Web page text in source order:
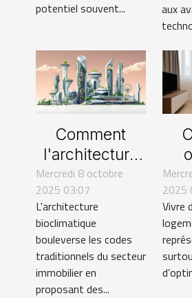
potentiel souvent...
aux
Comment
l'architecture
bioclimatique
révolutionne le
secteur
immobilier ?
Mercredi 8 octobre
2025 03:07
L'architecture
bioclimatique
bouleverse les codes
traditionnels du secteur
immobilier en
proposant des...
2025
Vivre